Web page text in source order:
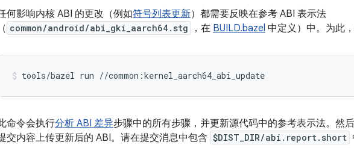
何影响内核 ABI 的更改（例如符号列表更新）都需要反映在参考 ABI 表示法
（ common/android/abi_gki_aarch64.stg ，在 BUILD.bazel 中定义）中。为此
​​tools/bazel run //common:kernel_aarch64_abi_update
命令会执行分析 ABI 差异步骤中的所有步骤，并更新源代码中的参考表示法。然
交内容上传更新后的 ABI。请在提交消息中包含 $DIST_DIR/abi.report.short